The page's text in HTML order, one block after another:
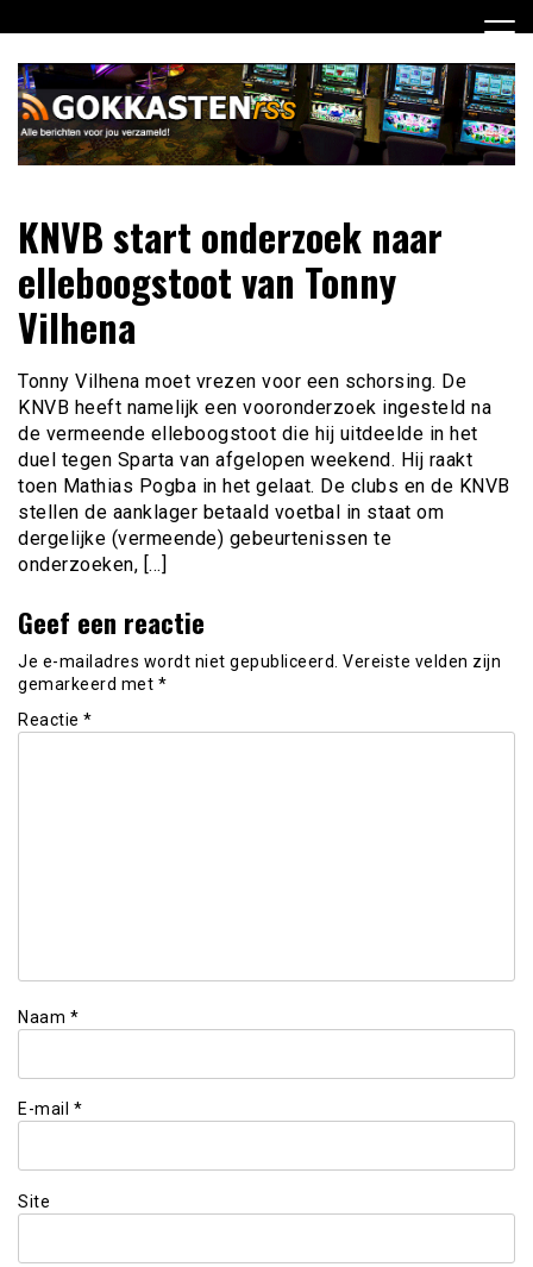
naar
inhoud
Gokkasten RSS
voor jou verzameld
KNVB start onderzoek naar
elleboogstoot van Tonny
Vilhena
Tonny Vilhena moet vrezen voor een schorsing. De
KNVB heeft namelijk een vooronderzoek ingesteld na
de vermeende elleboogstoot die hij uitdeelde in het
duel tegen Sparta van afgelopen weekend. Hij raakt
toen Mathias Pogba in het gelaat. De clubs en de KNVB
stellen de aanklager betaald voetbal in staat om
dergelijke (vermeende) gebeurtenissen te
onderzoeken, […]
Geef een reactie
Je e-mailadres wordt niet gepubliceerd. Vereiste velden zijn
gemarkeerd met *
Reactie *
Naam *
E-mail *
Site